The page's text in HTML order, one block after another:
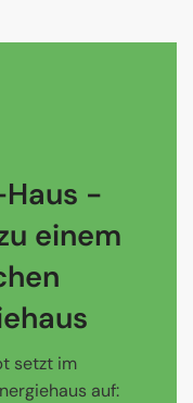
-
einem
setzt im
auf: